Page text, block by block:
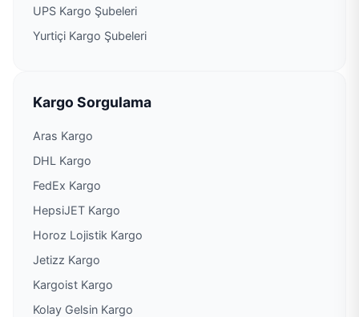
PTT Kargo Ankara Bölge Adliye Mahkemesi
Balgat Şubesi
PTT Kargo Ankara Büyükşehir Belediyesi Şubesi
PTT Kargo Ankara İdare Ve Vergi Mahkemeleri
Şubesi
PTT Kargo Ankara Posta İşleme Müdürlüğü
PTT Kargo Antares Şubesi
UPS Kargo Şubeleri
Yurtiçi Kargo Şubeleri
Kargo Sorgulama
Aras Kargo
DHL Kargo
FedEx Kargo
HepsiJET Kargo
Horoz Lojistik Kargo
Jetizz Kargo
Kargoist Kargo
Kolay Gelsin Kargo